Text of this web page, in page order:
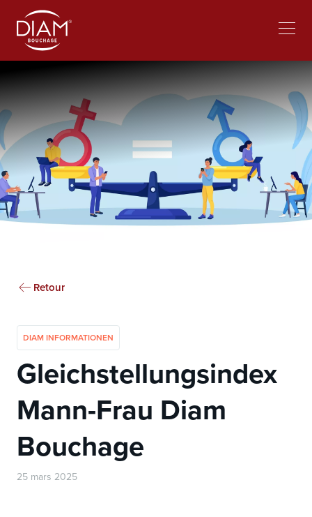
language
Retour
DIAM INFORMATIONEN
Gleichstellungsindex
Mann-Frau Diam
Bouchage
25 mars 2025